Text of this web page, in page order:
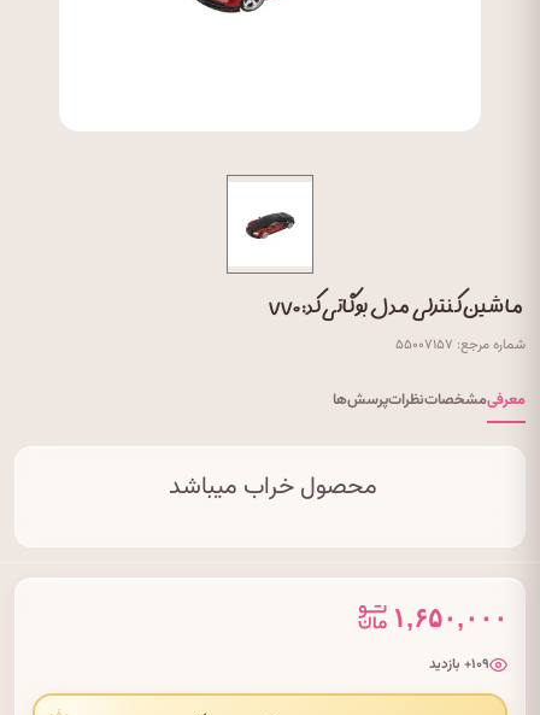
ماشین کنترلی مدل بوگاتی کد: ۷۷۰
شماره مرجع: ۵۵۰۰۷۱۵۷
معرفیمشخصاتنظراتپرسش‌ها
محصول خراب میباشد
۱,۶۵۰,۰۰۰
۱۰۹+ بازدید